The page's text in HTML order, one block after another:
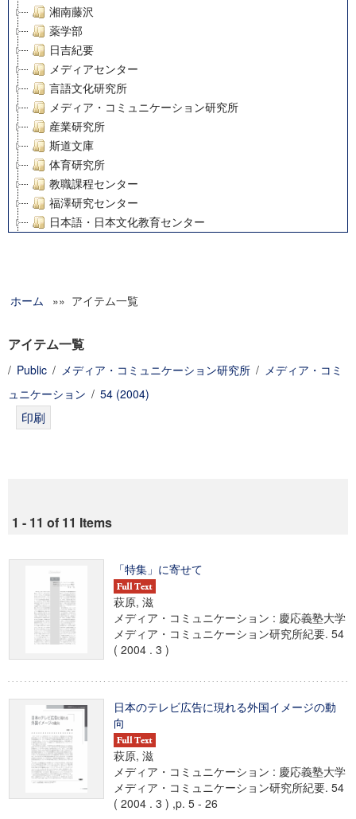
湘南藤沢
薬学部
日吉紀要
メディアセンター
言語文化研究所
メディア・コミュニケーション研究所
産業研究所
斯道文庫
体育研究所
教職課程センター
福澤研究センター
日本語・日本文化教育センター
グローバルリサーチインスティテュート
科学研究費補助金研究成果報告書
慶應義塾大学グローバルCOEプログラム市民社会ガバナンス
慶應義塾大学グローバルCOEプログラム論理と感性の先端的
学術雑誌掲載論文等(8)
ホーム »» アイテム一覧
アイテム一覧
/ Public / メディア・コミュニケーション研究所 / メディア・コミ
ュニケーション / 54 (2004)
1 - 11 of 11 Items
「特集」に寄せて
萩原, 滋
メディア・コミュニケーション : 慶応義塾大学
メディア・コミュニケーション研究所紀要. 54
( 2004 . 3 )
日本のテレビ広告に現れる外国イメージの動
向
萩原, 滋
メディア・コミュニケーション : 慶応義塾大学
メディア・コミュニケーション研究所紀要. 54
( 2004 . 3 ) ,p. 5 - 26